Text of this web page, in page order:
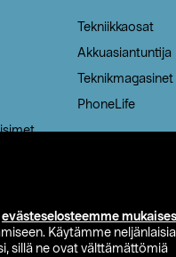
evästeselosteemme
Käytämme
sillä ne ovat välttämättömiä
Tekniikkaosat
Akkuasiantuntija
Teknikmagasinet
PhoneLife